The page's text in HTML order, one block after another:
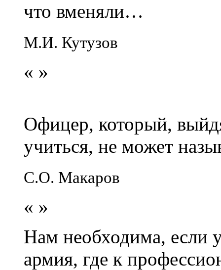
что вменяли…
М.И. Кутузов
« »
Офицер, который,
учиться, не может
С.О. Макаров
« »
Нам необходима, если
армия, где к